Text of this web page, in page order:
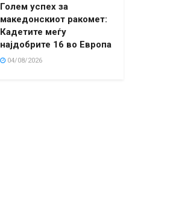
Голем успех за
македонскиот ракомет:
Кадетите меѓу
најдобрите 16 во Европа
04/08/2026